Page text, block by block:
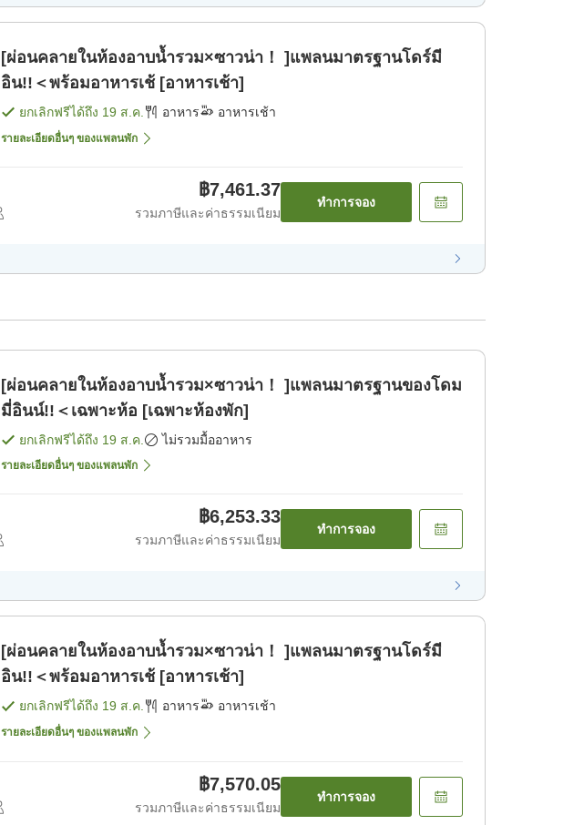
[ผ่อนคลายในห้องอาบน้ำรวม×ซาวน่า！ ]แพลนมาตรฐานโดร์มี
อิน!!＜พร้อมอาหารเช้ [อาหารเช้า]
ยกเลิกฟรีได้ถึง 19 ส.ค. อาหาร อาหารเช้า
รายละเอียดอื่นๆ ของแพลนพัก
฿7,461.37
รวมภาษีและค่าธรรมเนียม
ทำการจอง
[ผ่อนคลายในห้องอาบน้ำรวม×ซาวน่า！ ]แพลนมาตรฐานของโดม
มี่อินน์!!＜เฉพาะห้อ [เฉพาะห้องพัก]
ยกเลิกฟรีได้ถึง 19 ส.ค. ไม่รวมมื้ออาหาร
รายละเอียดอื่นๆ ของแพลนพัก
฿6,253.33
รวมภาษีและค่าธรรมเนียม
ทำการจอง
[ผ่อนคลายในห้องอาบน้ำรวม×ซาวน่า！ ]แพลนมาตรฐานโดร์มี
อิน!!＜พร้อมอาหารเช้ [อาหารเช้า]
ยกเลิกฟรีได้ถึง 19 ส.ค. อาหาร อาหารเช้า
รายละเอียดอื่นๆ ของแพลนพัก
฿7,570.05
รวมภาษีและค่าธรรมเนียม
ทำการจอง